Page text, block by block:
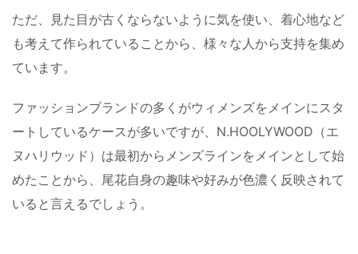
ただ、見た目が古くならないように気を使い、着心地など
も考えて作られていることから、様々な人から支持を集め
ています。
ファッションブランドの多くがウィメンズをメインにスタ
ートしているケースが多いですが、N.HOOLYWOOD（エ
ヌハリウッド）は最初からメンズラインをメインとして始
めたことから、尾花自身の趣味や好みが色濃く反映されて
いると言えるでしょう。